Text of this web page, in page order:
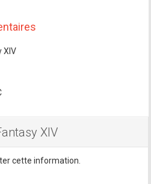
XIV
XIV
cette information.